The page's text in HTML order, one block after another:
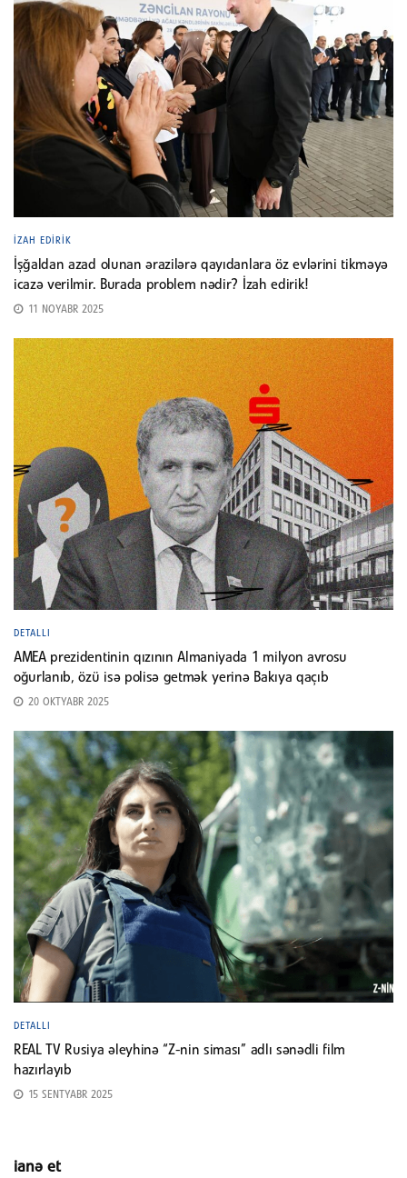
İZAH EDIRIK
İşğaldan azad olunan ərazilərə qayıdanlara öz evlərini tikməyə
icazə verilmir. Burada problem nədir? İzah edirik!
11 NOYABR 2025
DETALLI
AMEA prezidentinin qızının Almaniyada 1 milyon avrosu
oğurlanıb, özü isə polisə getmək yerinə Bakıya qaçıb
20 OKTYABR 2025
DETALLI
REAL TV Rusiya əleyhinə “Z-nin siması” adlı sənədli film
hazırlayıb
15 SENTYABR 2025
ianə et